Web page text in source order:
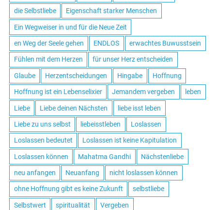
die Selbstliebe Eigenschaft starker Menschen
Ein Wegweiser in und für die Neue Zeit
en Weg der Seele gehen ENDLOS erwachtes Buwusstsein
Fühlen mit dem Herzen für unser Herz entscheiden
Glaube Herzentscheidungen Hingabe Hoffnung
Hoffnung ist ein Lebenselixier Jemandem vergeben leben
Liebe Liebe deinen Nächsten liebe isst leben
Liebe zu uns selbst liebeisstleben Loslassen
Loslassen bedeutet Loslassen ist keine Kapitulation
Loslassen können Mahatma Gandhi Nächstenliebe
neu anfangen Neuanfang nicht loslassen können
ohne Hoffnung gibt es keine Zukunft selbstliebe
Selbstwert spiritualität Vergeben